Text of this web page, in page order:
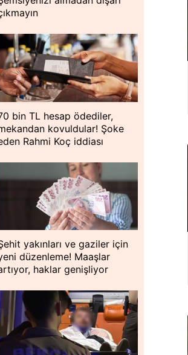
bin TL hesap ödediler,
kovuldular! Şoke
Rahmi Koç iddiası
yakınları ve gaziler için
düzenleme! Maaşlar
haklar genişliyor